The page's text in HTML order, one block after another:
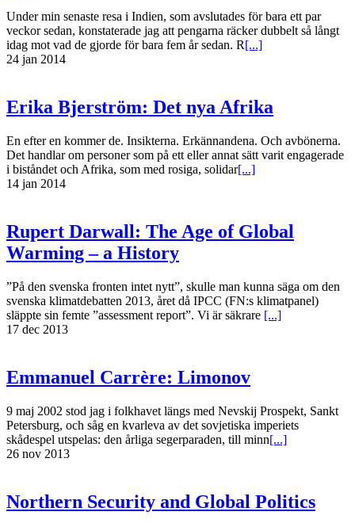
Under min senaste resa i Indien, som avslutades för bara ett par
veckor sedan, konstaterade jag att pengarna räcker dubbelt så långt
idag mot vad de gjorde för bara fem år sedan. R[...]
24 jan 2014
Erika Bjerström: Det nya Afrika
En efter en kommer de. Insikterna. Erkännandena. Och avbönerna.
Det handlar om personer som på ett eller annat sätt varit engagerade
i biståndet och Afrika, som med rosiga, solidar[...]
14 jan 2014
Rupert Darwall: The Age of Global
Warming – a History
”På den svenska fronten intet nytt”, skulle man kunna säga om den
svenska klimatdebatten 2013, året då IPCC (FN:s klimatpanel)
släppte sin femte ”assessment report”. Vi är säkrare [...]
17 dec 2013
Emmanuel Carrère: Limonov
9 maj 2002 stod jag i folkhavet längs med Nevskij Prospekt, Sankt
Petersburg, och såg en kvarleva av det sovjetiska imperiets
skådespel utspelas: den årliga segerparaden, till minn[...]
26 nov 2013
Northern Security and Global Politics